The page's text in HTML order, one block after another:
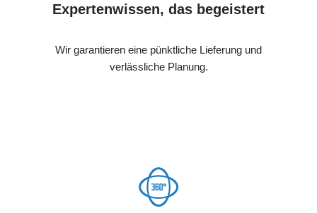
Expertenwissen, das begeistert
Wir garantieren eine pünktliche Lieferung und
verlässliche Planung.